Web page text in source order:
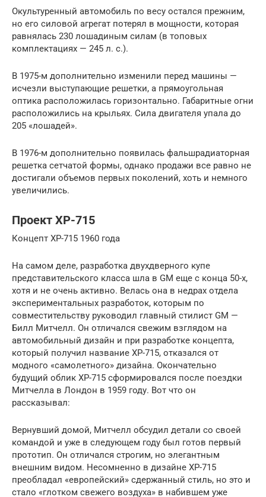
Окультуренный автомобиль по весу остался прежним,
но его силовой агрегат потерял в мощности, которая
равнялась 230 лошадиным силам (в топовых
комплектациях — 245 л. с.).
В 1975-м дополнительно изменили перед машины —
исчезли выступающие решетки, а прямоугольная
оптика расположилась горизонтально. Габаритные огни
расположились на крыльях. Сила двигателя упала до
205 «лошадей».
В 1976-м дополнительно появилась фальшрадиаторная
решетка сетчатой формы, однако продажи все равно не
достигали объемов первых поколений, хоть и немного
увеличились.
Проект XP-715
Концепт XP-715 1960 года
На самом деле, разработка двухдверного купе
представительского класса шла в GM еще с конца 50-х,
хотя и не очень активно. Велась она в недрах отдела
экспериментальных разработок, которым по
совместительству руководил главный стилист GM —
Билл Митчелл. Он отличался свежим взглядом на
автомобильный дизайн и при разработке концепта,
который получил название XP-715, отказался от
модного «самолетного» дизайна. Окончательно
будущий облик XP-715 сформировался после поездки
Митчелла в Лондон в 1959 году. Вот что он
рассказывал:
Вернувший домой, Митчелл обсудил детали со своей
командой и уже в следующем году был готов первый
прототип. Он отличался строгим, но элегантным
внешним видом. Несомненно в дизайне XP-715
преобладал «европейский» сдержанный стиль, но это и
стало «глотком свежего воздуха» в набившем уже